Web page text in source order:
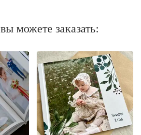
можете заказать: